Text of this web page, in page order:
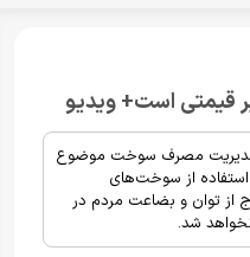
قیمتی است+ ویدیو
مدیریت مصرف سوخت موضوع
استفاده از سوخت‌های
از توان و بضاعت مردم در
شد.